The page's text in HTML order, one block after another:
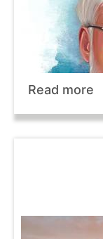
Read more